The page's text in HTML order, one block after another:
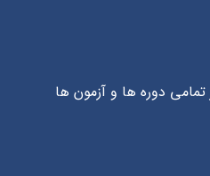
دوره ها و آزمون ها